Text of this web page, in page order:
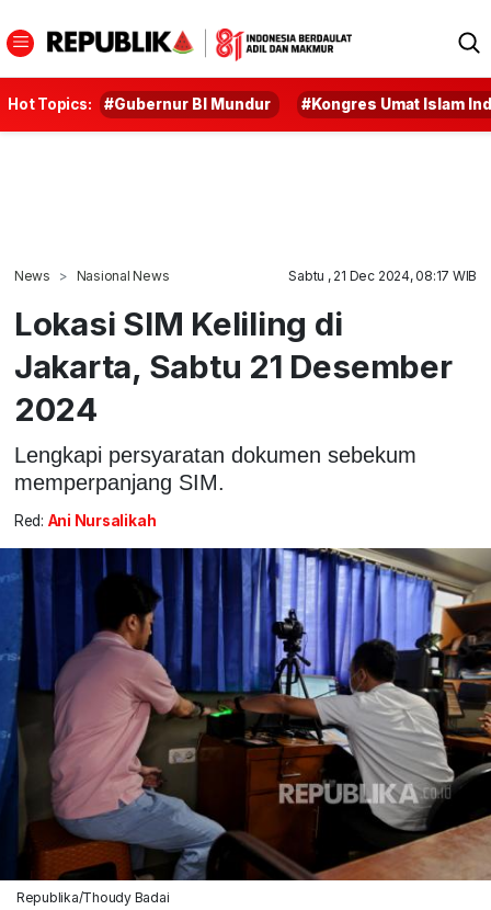
Hot Topics: #Gubernur BI Mundur #Kongres Umat Islam
News Nasional News Sabtu , 21 Dec 2024, 08:17 WIB
Lokasi SIM Keliling di
Jakarta, Sabtu 21 Desember
2024
Lengkapi persyaratan dokumen sebekum
memperpanjang SIM.
Red: Ani Nursalikah
Republika/Thoudy Badai